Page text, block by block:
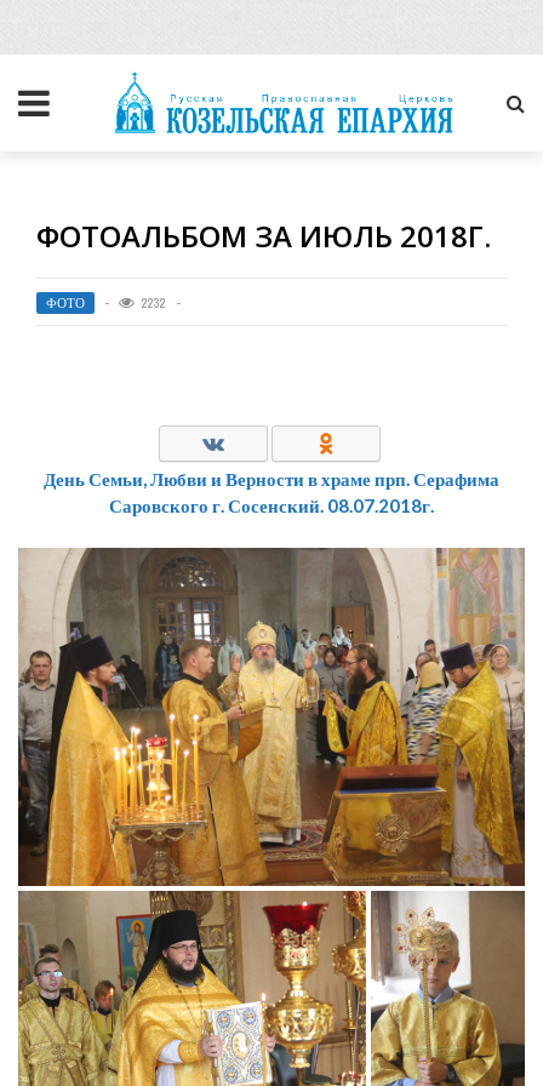
ФОТОАЛЬБОМ ЗА ИЮЛЬ 2018Г.
ФОТО 2232
День Семьи, Любви и Верности в храме прп. Серафима
Саровского г. Сосенский. 08.07.2018г.